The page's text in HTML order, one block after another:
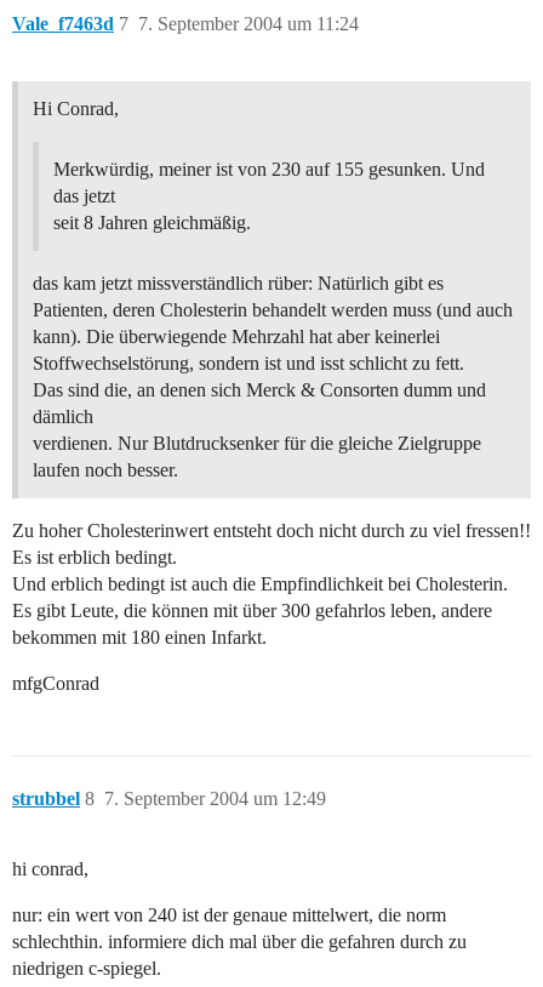
Vale_f7463d 7. September 2004 um 11:24
7
Hi Conrad,
Merkwürdig, meiner ist von 230 auf 155 gesunken. Und
das jetzt
seit 8 Jahren gleichmäßig.
das kam jetzt missverständlich rüber: Natürlich gibt es
Patienten, deren Cholesterin behandelt werden muss (und auch
kann). Die überwiegende Mehrzahl hat aber keinerlei
Stoffwechselstörung, sondern ist und isst schlicht zu fett.
Das sind die, an denen sich Merck & Consorten dumm und
dämlich
verdienen. Nur Blutdrucksenker für die gleiche Zielgruppe
laufen noch besser.
Zu hoher Cholesterinwert entsteht doch nicht durch zu viel fressen!!
Es ist erblich bedingt.
Und erblich bedingt ist auch die Empfindlichkeit bei Cholesterin.
Es gibt Leute, die können mit über 300 gefahrlos leben, andere
bekommen mit 180 einen Infarkt.
mfgConrad
strubbel 7. September 2004 um 12:49
8
hi conrad,
nur: ein wert von 240 ist der genaue mittelwert, die norm
schlechthin. informiere dich mal über die gefahren durch zu
niedrigen c-spiegel.